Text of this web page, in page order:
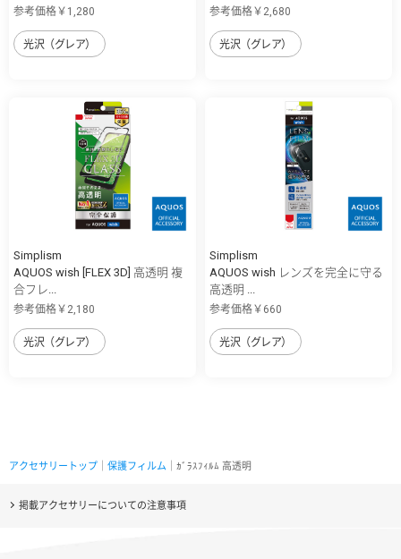
参考価格￥1,280
光沢（グレア）
参考価格￥2,680
光沢（グレア）
Simplism
AQUOS wish [FLEX 3D] 高透明 複
合フレ...
参考価格￥2,180
光沢（グレア）
Simplism
AQUOS wish レンズを完全に守る
高透明 ...
参考価格￥660
光沢（グレア）
アクセサリートップ 保護フィルム ｜ｶﾞﾗｽﾌｨﾙﾑ 高透明
掲載アクセサリーについての注意事項